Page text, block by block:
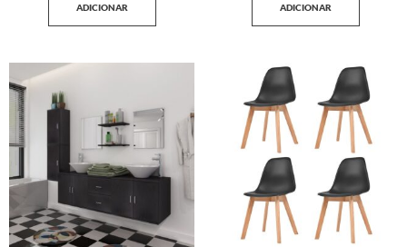
ADICIONAR ADICIONAR